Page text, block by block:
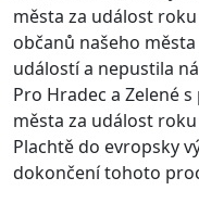
města za událost
občanů našeho
událostí a nepustila
Pro Hradec a Zelené
města za událost
Plachtě do evropsky
dokončení tohoto